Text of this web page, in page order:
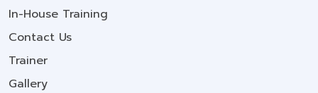
In-House Training
Contact Us
Trainer
Gallery